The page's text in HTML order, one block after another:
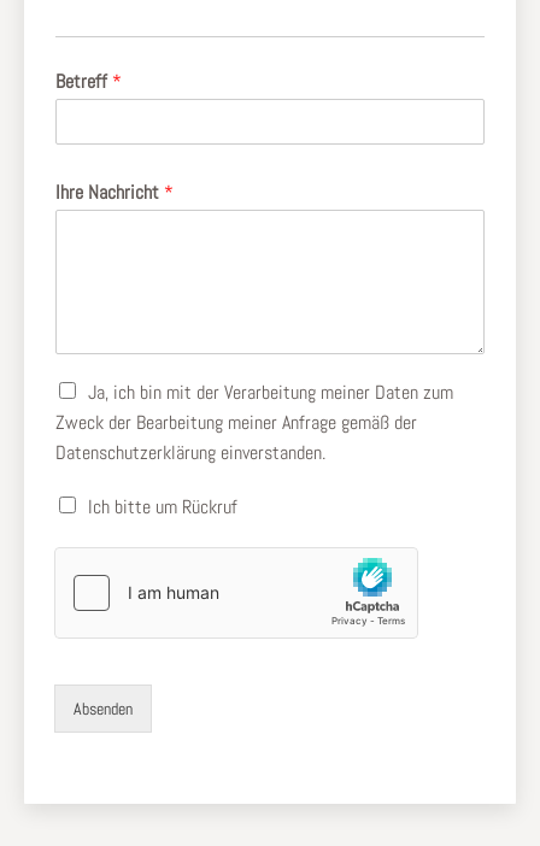
Betreff*
Ihre Nachricht *
A
u
s
w
h
e
c
Ja, ich bin mit der Verarbeitung meiner Daten zum
Zweck der Bearbeitung meiner Anfrage gemäß der
Datenschutzerklärung einverstanden.
Ich bitte um Rückruf
Absenden